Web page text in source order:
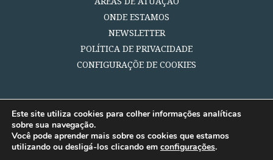
ONDE ESTAMOS
NEWSLETTER
POLÍTICA DE PRIVACIDADE
CONFIGURAÇÕE DE COOKIES
Este site utiliza cookies para colher informações analíticas
sobre sua navegação.
Você pode aprender mais sobre os cookies que estamos
utilizando ou desligá-los clicando em configurações.